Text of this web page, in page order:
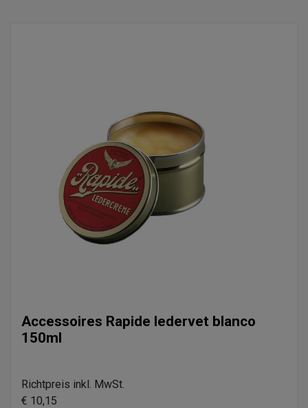
Accessoires Rapide ledervet blanco
150ml
Richtpreis inkl. MwSt.
€ 10,15